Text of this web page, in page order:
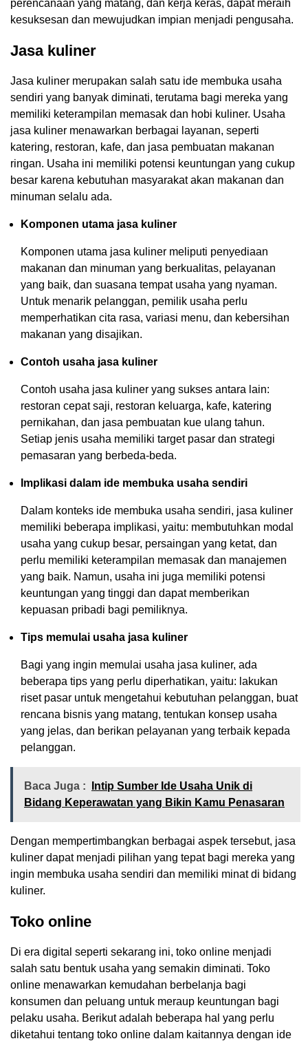
perencanaan yang matang, dan kerja keras, dapat meraih
kesuksesan dan mewujudkan impian menjadi pengusaha.
Jasa kuliner
Jasa kuliner merupakan salah satu ide membuka usaha
sendiri yang banyak diminati, terutama bagi mereka yang
memiliki keterampilan memasak dan hobi kuliner. Usaha
jasa kuliner menawarkan berbagai layanan, seperti
katering, restoran, kafe, dan jasa pembuatan makanan
ringan. Usaha ini memiliki potensi keuntungan yang cukup
besar karena kebutuhan masyarakat akan makanan dan
minuman selalu ada.
Komponen utama jasa kuliner
Komponen utama jasa kuliner meliputi penyediaan
makanan dan minuman yang berkualitas, pelayanan
yang baik, dan suasana tempat usaha yang nyaman.
Untuk menarik pelanggan, pemilik usaha perlu
memperhatikan cita rasa, variasi menu, dan kebersihan
makanan yang disajikan.
Contoh usaha jasa kuliner
Contoh usaha jasa kuliner yang sukses antara lain:
restoran cepat saji, restoran keluarga, kafe, katering
pernikahan, dan jasa pembuatan kue ulang tahun.
Setiap jenis usaha memiliki target pasar dan strategi
pemasaran yang berbeda-beda.
Implikasi dalam ide membuka usaha sendiri
Dalam konteks ide membuka usaha sendiri, jasa kuliner
memiliki beberapa implikasi, yaitu: membutuhkan modal
usaha yang cukup besar, persaingan yang ketat, dan
perlu memiliki keterampilan memasak dan manajemen
yang baik. Namun, usaha ini juga memiliki potensi
keuntungan yang tinggi dan dapat memberikan
kepuasan pribadi bagi pemiliknya.
Tips memulai usaha jasa kuliner
Bagi yang ingin memulai usaha jasa kuliner, ada
beberapa tips yang perlu diperhatikan, yaitu: lakukan
riset pasar untuk mengetahui kebutuhan pelanggan, buat
rencana bisnis yang matang, tentukan konsep usaha
yang jelas, dan berikan pelayanan yang terbaik kepada
pelanggan.
Baca Juga :
Intip Sumber Ide Usaha Unik di
Bidang Keperawatan yang Bikin Kamu Penasaran
Dengan mempertimbangkan berbagai aspek tersebut, jasa
kuliner dapat menjadi pilihan yang tepat bagi mereka yang
ingin membuka usaha sendiri dan memiliki minat di bidang
kuliner.
Toko online
Di era digital seperti sekarang ini, toko online menjadi
salah satu bentuk usaha yang semakin diminati. Toko
online menawarkan kemudahan berbelanja bagi
konsumen dan peluang untuk meraup keuntungan bagi
pelaku usaha. Berikut adalah beberapa hal yang perlu
diketahui tentang toko online dalam kaitannya dengan ide